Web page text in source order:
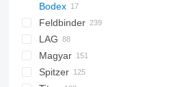
54500
SVM
NCG
NG
CB
T-series
SAPL
Bodex
KIS
STF
ADR
BPDO
BPO
CK
SOA
K series
LPG
45
AMMONIA
LPG
Carrytank
TF
Feldbinder
EUT
KIP
TSA
ASW
TX
Stralis
Modulo
TSA
SSK
SSL
STB
LAG
0-3
GSA
TGS
Magyar
S-series
SA
L-series
CM
MACOLA
SCT
TS
Spitzer